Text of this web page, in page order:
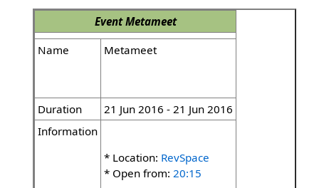
EventMetameet
Name
Metameet
Duration
21 Jun 2016 - 21 Jun 2016
Information
* Location: RevSpace
* Open from: 20:15